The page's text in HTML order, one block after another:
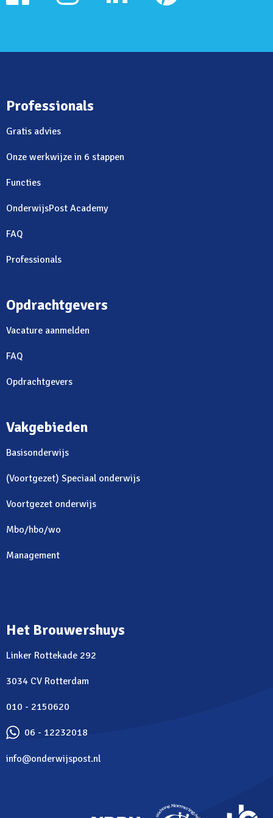
Professionals
Gratis advies
Onze werkwijze in 6 stappen
Functies
OnderwijsPost Academy
FAQ
Professionals
Opdrachtgevers
Vacature aanmelden
FAQ
Opdrachtgevers
Vakgebieden
Basisonderwijs
(Voortgezet) Speciaal onderwijs
Voortgezet onderwijs
Mbo/hbo/wo
Management
Het Brouwershuys
Linker Rottekade 292
3034 CV Rotterdam
010 - 2150620
06 - 12232018
info@onderwijspost.nl